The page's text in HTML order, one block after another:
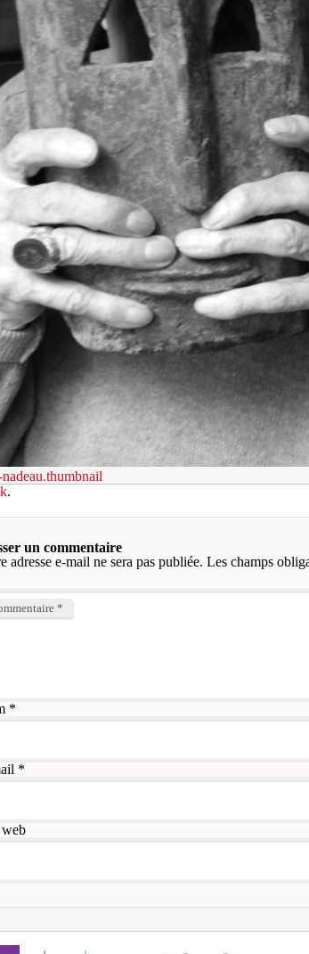
.
un commentaire
adresse e-mail ne sera pas publiée. Les champs
*
*
*